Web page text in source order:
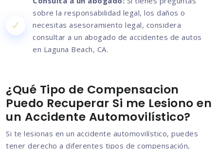
sobre la responsabilidad legal, los daños o
necesitas asesoramiento legal, considera
consultar a un abogado de accidentes de autos
en Laguna Beach, CA.
¿Qué Tipo de Compensacion
Puedo Recuperar Si me Lesiono en
un Accidente Automovilístico?
Si te lesionas en un accidente automovilístico, puedes
tener derecho a diferentes tipos de compensación,